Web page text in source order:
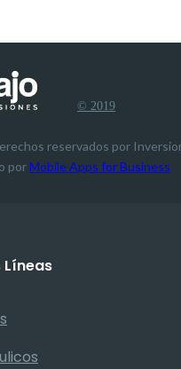
© 2019
reservados por
porMobile Apps for Business
Líneas